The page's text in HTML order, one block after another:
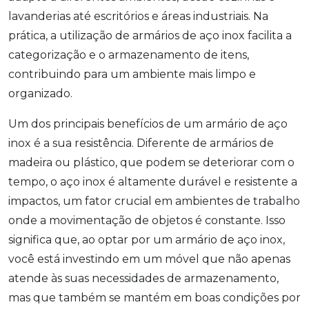
lavanderias até escritórios e áreas industriais. Na
prática, a utilização de armários de aço inox facilita a
categorização e o armazenamento de itens,
contribuindo para um ambiente mais limpo e
organizado.
Um dos principais benefícios de um armário de aço
inox é a sua resistência. Diferente de armários de
madeira ou plástico, que podem se deteriorar com o
tempo, o aço inox é altamente durável e resistente a
impactos, um fator crucial em ambientes de trabalho
onde a movimentação de objetos é constante. Isso
significa que, ao optar por um armário de aço inox,
você está investindo em um móvel que não apenas
atende às suas necessidades de armazenamento,
mas que também se mantém em boas condições por